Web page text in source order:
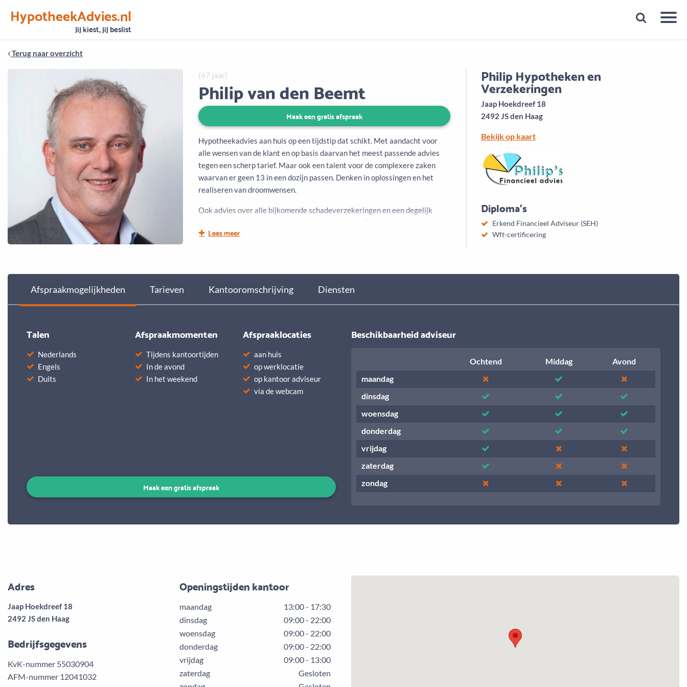
HypotheekAdvies.nl
Jij kiest, jij beslist
VertrouwenAlle basisgegevens zijn gecontroleerd Plan een gratis 1e gesprek binnen 1 minuut
Terug naar overzicht
(67 jaar)
Philip van den Beemt
Maak een gratis afspraak
Hypotheekadvies aan huis op een tijdstip dat schikt. Met aandacht voor
alle wensen van de klant en op basis daarvan het meest passende advies
tegen een scherp tarief. Maar ook een talent voor de complexere zaken
waarvan er geen 13 in een dozijn passen. Denken in oplossingen en het
realiseren van droomwensen.
Ook advies over alle bijkomende schadeverzekeringen en een degelijk
Lees meer
Philip Hypotheken en
Verzekeringen
Jaap Hoekdreef 18
2492 JS den Haag
Bekijk op kaart
Diploma's
Erkend Financieel Adviseur (SEH)
Wft-certificering
Afspraakmogelijkheden Tarieven Kantooromschrijving Diensten
Talen
Nederlands
Engels
Duits
Afspraakmomenten
Tijdens kantoortijden
In de avond
In het weekend
Afspraaklocaties
aan huis
op werklocatie
op kantoor adviseur
via de webcam
Maak een gratis afspraak
Beschikbaarheid adviseur
Ochtend Middag
Avond
maandag
dinsdag
woensdag
donderdag
vrijdag
zaterdag
zondag
Adres
Jaap Hoekdreef 18
2492 JS den Haag
Bedrijfsgegevens
KvK-nummer 55030904
AFM-nummer 12041032
Openingstijden kantoor
maandag
13:00 - 17:30
dinsdag
09:00 - 22:00
woensdag
09:00 - 22:00
donderdag
09:00 - 22:00
vrijdag
09:00 - 13:00
zaterdag
Gesloten